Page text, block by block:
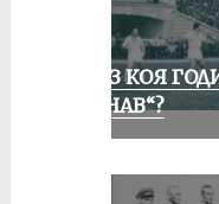
ПРЕЗ КОЯ
„ДУНАВ“?